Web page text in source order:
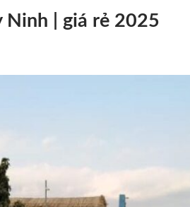
Ninh | giá rẻ 2025